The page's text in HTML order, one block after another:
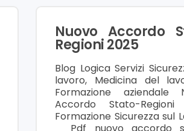
Nuovo Accordo
Regioni 2025
Blog Logica Servizi
lavoro, Medicina del
Formazione aziendale
Accordo Stato-Regioni
Formazione Sicurezza sul